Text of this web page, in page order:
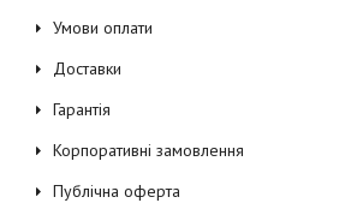
Умови оплати
Доставки
Гарантія
Корпоративні замовлення
Публічна оферта